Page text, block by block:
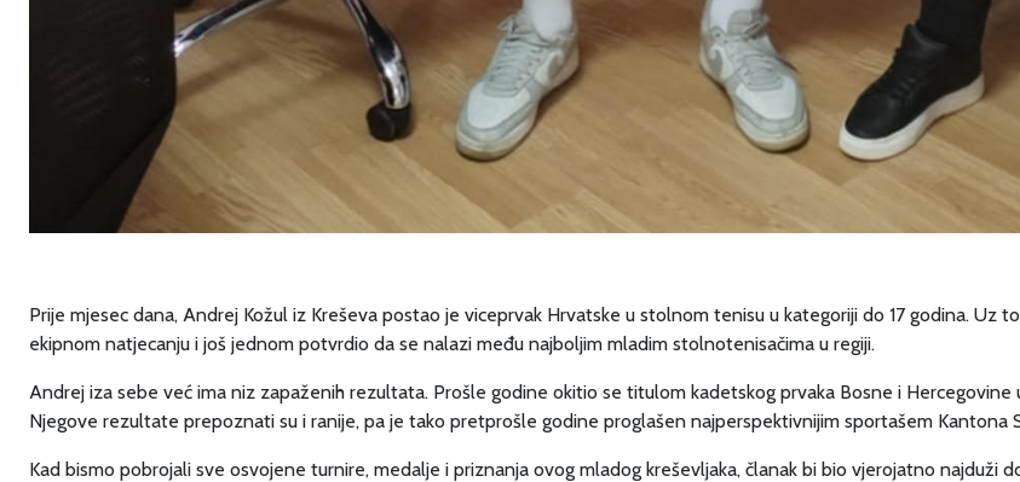
Prije mjesec dana, Andrej Kožul iz Kreševa postao je viceprvak Hrvatske u stolnom tenisu u kategoriji do 17 godina. Uz
ekipnom natjecanju i još jednom potvrdio da se nalazi među najboljim mladim stolnotenisačima u regiji.
Andrej iza sebe već ima niz zapaženih rezultata. Prošle godine okitio se titulom kadetskog prvaka Bosne i
Njegove rezultate prepoznati su i ranije, pa je tako pretprošle godine proglašen najperspektivnijim sportašem Kantona
Kad bismo pobrojali sve osvojene turnire, medalje i priznanja ovog mladog kreševljaka, članak bi bio vjerojatno najduži